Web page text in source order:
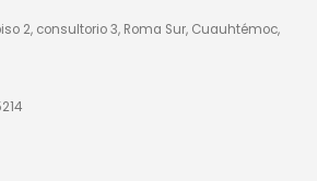
2, consultorio 3, Roma Sur, Cuauhtémoc,